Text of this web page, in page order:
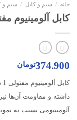
خانه / سیم و کابل / سیم و
کابل آلومینیوم مفتولی ۱ در ۹۵ سیم و
374.900تومان
داشته و مقاومت آن‌ها
آلومینیومی نسبت به